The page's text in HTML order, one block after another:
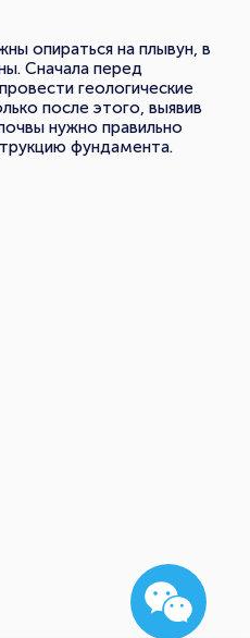
опираться на плывун, в
Сначала перед
геологические
после этого, выявив
нужно правильно
фундамента.